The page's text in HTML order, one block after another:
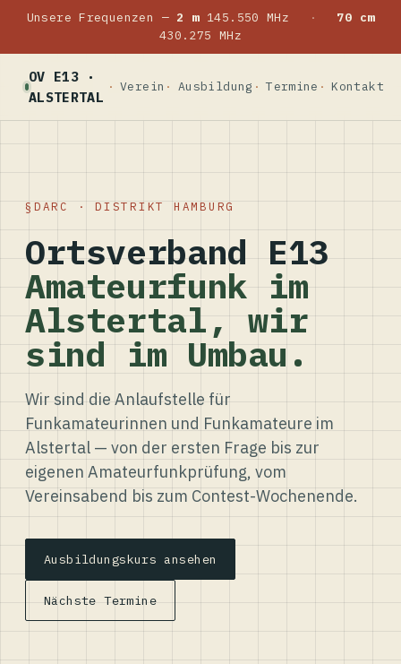
Unsere Frequenzen — 2 m145.550 MHz ·
70 cm
430.275 MHz
OV E13 ·
ALSTERTAL
Verein Ausbildung Termine Kontakt
DARC · DISTRIKT HAMBURG
Ortsverband E13
Amateurfunk im
Alstertal, wir
sind im Umbau.
Wir sind die Anlaufstelle für
Funkamateurinnen und Funkamateure im
Alstertal — von der ersten Frage bis zur
eigenen Amateurfunkprüfung, vom
Vereinsabend bis zum Contest-Wochenende.
Ausbildungskurs ansehen
Nächste Termine